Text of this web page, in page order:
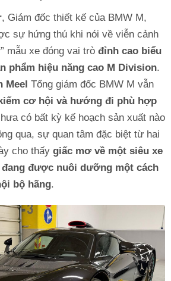
, Giám đốc thiết kế của BMW M,
sự hứng thú khi nói về viễn cảnh
” mẫu xe đóng vai trò đỉnh cao biểu
phẩm hiệu năng cao M Division.
Meel Tổng giám đốc BMW M vẫn
cơ hội và hướng đi phù hợp
có bất kỳ kế hoạch sản xuất nào
qua, sự quan tâm đặc biệt từ hai
cho thấy giấc mơ về một siêu xe
được nuôi dưỡng một cách
bộ hãng.